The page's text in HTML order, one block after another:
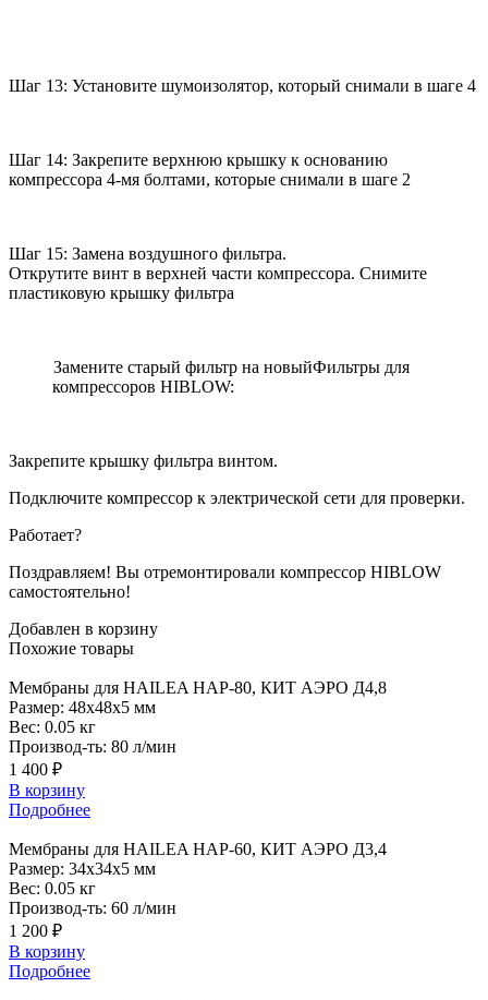
Шаг 13: Установите шумоизолятор, который снимали в шаге 4
Шаг 14: Закрепите верхнюю крышку к основанию
компрессора 4-мя болтами, которые снимали в шаге 2
Шаг 15: Замена воздушного фильтра.
Открутите винт в верхней части компрессора. Снимите
пластиковую крышку фильтра
Замените старый фильтр на новыйФильтры для
компрессоров HIBLOW:
Закрепите крышку фильтра винтом.
Подключите компрессор к электрической сети для проверки.
Работает?
Поздравляем! Вы отремонтировали компрессор HIBLOW
самостоятельно!
Добавлен в корзину
Похожие товары
Мембраны для HAILEA HAP-80, КИТ АЭРО Д4,8
Размер: 48x48x5 мм
Вес: 0.05 кг
Производ-ть: 80 л/мин
1 400 ₽
В корзину
Подробнее
Мембраны для HAILEA HAP-60, КИТ АЭРО Д3,4
Размер: 34x34x5 мм
Вес: 0.05 кг
Производ-ть: 60 л/мин
1 200 ₽
В корзину
Подробнее